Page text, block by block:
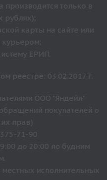
производится только в
рублях);
карты на сайте или
курьером;
ЕРИП.
реестре: 03.02.2017 г.
ООО "Яндейл"
покупателей о
прав)
71-90
до 20:00 по будним
исполнительных